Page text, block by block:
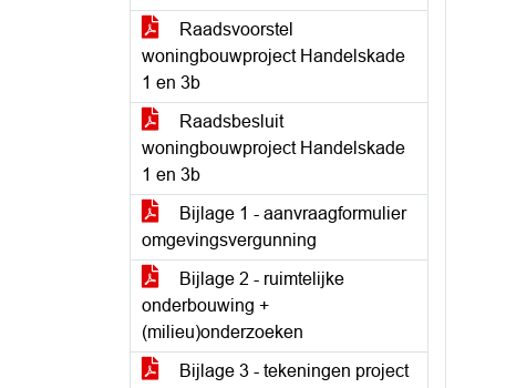
Raadsvoorstel
woningbouwproject Handelskade
1 en 3b
Raadsbesluit
woningbouwproject Handelskade
1 en 3b
Bijlage 1 - aanvraagformulier
omgevingsvergunning
Bijlage 2 - ruimtelijke
onderbouwing +
(milieu)onderzoeken
Bijlage 3 - tekeningen project